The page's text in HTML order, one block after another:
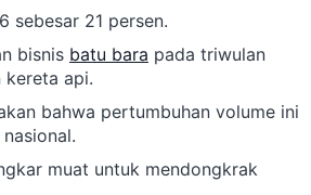
sebesar 21 persen.
bisnis batu bara pada triwulan
kereta api.
bahwa pertumbuhan volume ini
nasional.
muat untuk mendongkrak